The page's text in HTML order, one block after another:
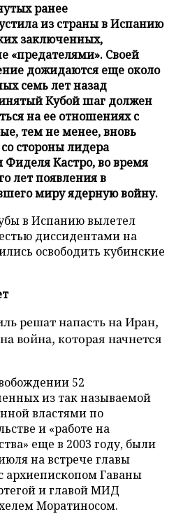
ранее
из страны в Испанию
заключенных,
«предателями». Своей
дожидаются еще около
семь лет назад
Кубой шаг должен
на ее отношениях с
тем не менее, вновь
стороны лидера
Кастро, во время
лет появления в
миру ядерную войну.
в Испанию вылетел
диссидентами на
освободить кубинские
решат напасть на Иран,
война, которая начнется
52
из так называемой
властями по
и «работе на
еще в 2003 году, были
на встрече главы
архиепископом Гаваны
и главой МИД
Моратиносом.